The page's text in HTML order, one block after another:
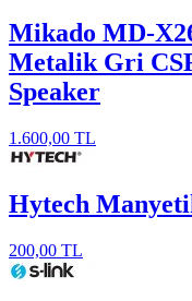
Mikado MD-
Metalik Gri
Speaker
1.600,00 TL
Hytech
200,00 TL